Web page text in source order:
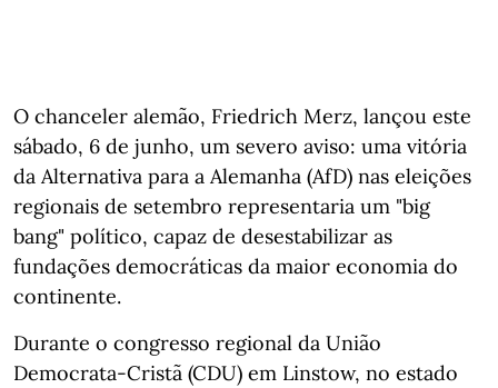
O chanceler alemão, Friedrich Merz, lançou este
sábado, 6 de junho, um severo aviso: uma vitória
da Alternativa para a Alemanha (AfD) nas eleições
regionais de setembro representaria um "big
bang" político, capaz de desestabilizar as
fundações democráticas da maior economia do
continente.
Durante o congresso regional da União
Democrata-Cristã (CDU) em Linstow, no estado